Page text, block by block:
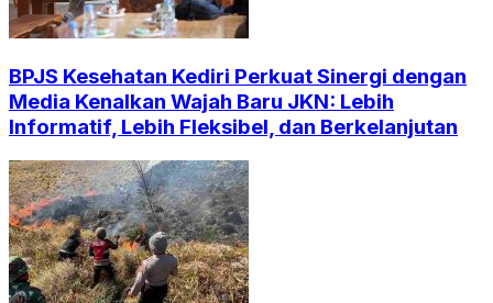
BPJS Kesehatan Kediri Perkuat Sinergi dengan
Media Kenalkan Wajah Baru JKN: Lebih
Informatif, Lebih Fleksibel, dan Berkelanjutan